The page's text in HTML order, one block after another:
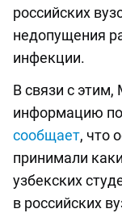
российских
недопущения
инфекции.
В связи с
информацию
сообщает, что
принимали
узбекских
в российских